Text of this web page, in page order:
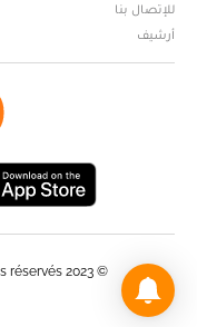
للإتصال بنا
أرشيف
© Web News / le360.ma / Tous droits réservés 2023